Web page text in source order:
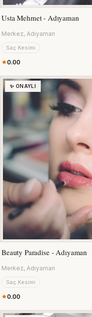
Usta Mehmet - Adıyaman
Merkez, Adıyaman
Saç Kesimi
0.00
✨ ONAYLI
Beauty Paradise - Adıyaman
Merkez, Adıyaman
Saç Kesimi
0.00